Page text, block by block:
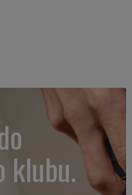
klubu.